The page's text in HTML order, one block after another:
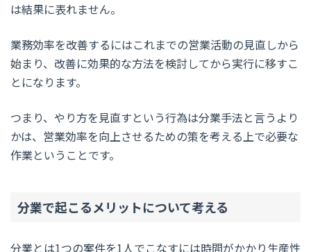
は結果に表れません。
業務効率を改善するにはこれまでの営業活動の見直しから
始まり、改善に効果的な方法を検討してから実行に移すこ
とになります。
つまり、やり方を見直すという行為は分業手法と言うより
かは、営業効率を向上させるための策を考える上で必要な
作業ということです。
分業で起こるメリットについて考える
分業とは1つの案件を1人でこなすには時間がかかり生産性